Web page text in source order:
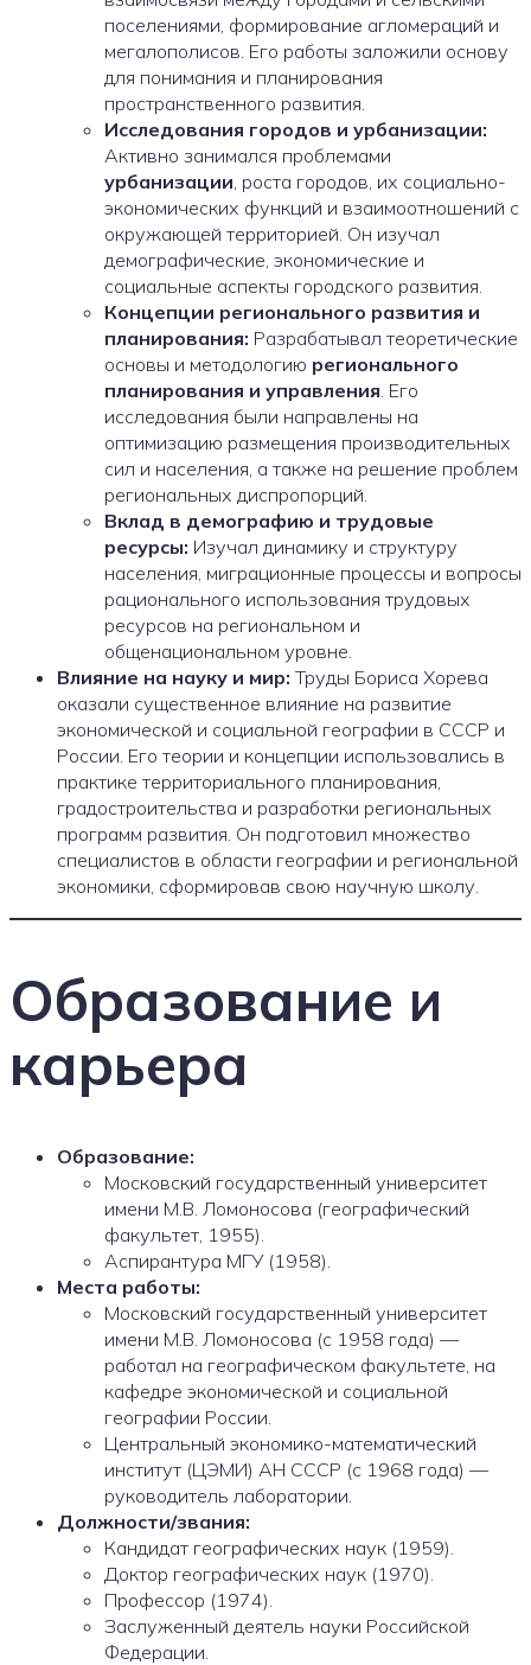
поселениями, формирование агломераций и
мегалополисов. Его работы заложили основу
для понимания и планирования
пространственного развития.
Исследования городов и урбанизации:
Активно занимался проблемами
урбанизации, роста городов, их социально-
экономических функций и взаимоотношений с
окружающей территорией. Он изучал
демографические, экономические и
социальные аспекты городского развития.
Концепции регионального развития и
планирования: Разрабатывал теоретические
основы и методологию регионального
планирования и управления. Его
исследования были направлены на
оптимизацию размещения производительных
сил и населения, а также на решение проблем
региональных диспропорций.
Вклад в демографию и трудовые
ресурсы: Изучал динамику и структуру
населения, миграционные процессы и вопросы
рационального использования трудовых
ресурсов на региональном и
общенациональном уровне.
Влияние на науку и мир: Труды Бориса Хорева
оказали существенное влияние на развитие
экономической и социальной географии в СССР и
России. Его теории и концепции использовались в
практике территориального планирования,
градостроительства и разработки региональных
программ развития. Он подготовил множество
специалистов в области географии и региональной
экономики, сформировав свою научную школу.
Образование и
карьера
Образование:
Московский государственный университет
имени М.В. Ломоносова (географический
факультет, 1955).
Аспирантура МГУ (1958).
Места работы:
Московский государственный университет
имени М.В. Ломоносова (с 1958 года) —
работал на географическом факультете, на
кафедре экономической и социальной
географии России.
Центральный экономико-математический
институт (ЦЭМИ) АН СССР (с 1968 года) —
руководитель лаборатории.
Должности/звания:
Кандидат географических наук (1959).
Доктор географических наук (1970).
Профессор (1974).
Заслуженный деятель науки Российской
Федерации.